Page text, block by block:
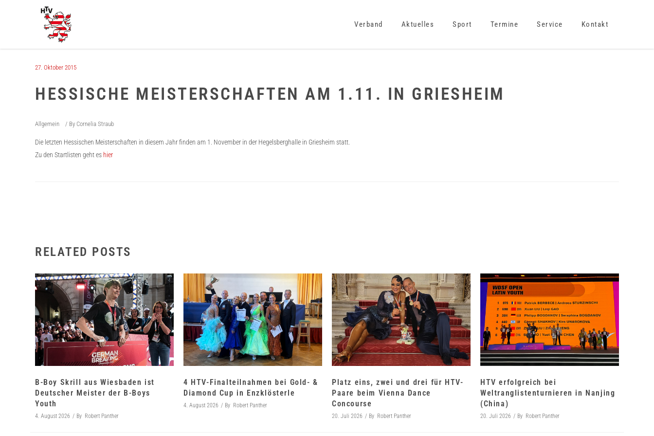
Verband Aktuelles Sport Termine Service Kontakt
27. Oktober 2015
HESSISCHE MEISTERSCHAFTEN AM 1.11. IN GRIESHEIM
Allgemein By Cornelia Straub
Die letzten Hessischen Meisterschaften in diesem Jahr finden am 1. November in der Hegelsberghalle in Griesheim statt.
Zu den Startlisten geht es hier
RELATED POSTS
B-Boy Skrill aus Wiesbaden ist
Deutscher Meister der B-Boys
Youth
4. August 2026 By Robert Panther
4 HTV-Finalteilnahmen bei Gold- &
Diamond Cup in Enzklösterle
4. August 2026 By Robert Panther
Platz eins, zwei und drei für HTV-
Paare beim Vienna Dance
Concourse
20. Juli 2026 By Robert Panther
HTV erfolgreich bei
Weltranglistenturnieren in Nanjing
(China)
20. Juli 2026 By Robert Panther